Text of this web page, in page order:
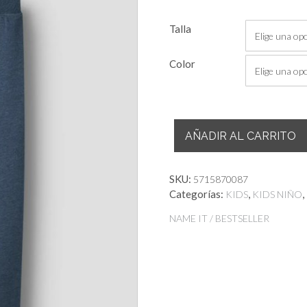
Talla
Color
Chandal
Carlo
AÑADIR AL CARRITO
SKU: 5715870087
Categorías: KIDS, KIDS NIÑO,
NAME IT / BESTSELLER